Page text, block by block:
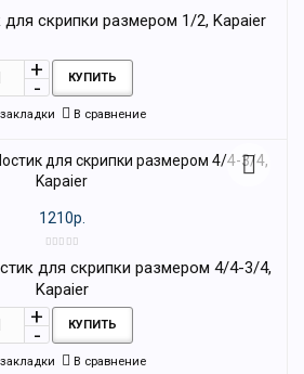
для скрипки размером 1/2, Kapaier
КУПИТЬ
В сравнение
1210р.
для скрипки размером 4/4-3/4,
Kapaier
КУПИТЬ
В сравнение